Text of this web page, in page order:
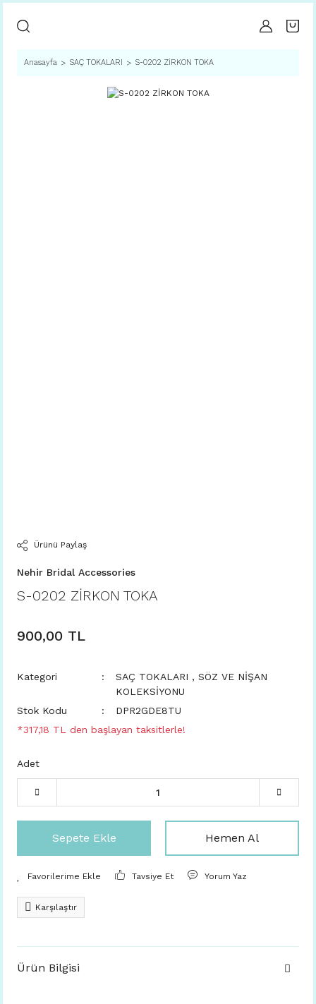
Anasayfa SAÇ TOKALARI S-0202 ZİRKON TOKA
Ürünü Paylaş
Nehir Bridal Accessories
S-0202 ZİRKON TOKA
900,00 TL
Kategori SAÇ TOKALARI , SÖZ VE NİŞAN
KOLEKSİYONU
Stok Kodu
DPR2GDE8TU
*317,18 TL den başlayan taksitlerle!
Adet
Sepete Ekle Hemen Al
Tavsiye Et Yorum Yaz
Karşılaştır
Ürün Bilgisi